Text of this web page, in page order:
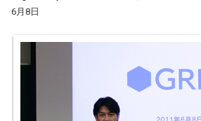
6月8日